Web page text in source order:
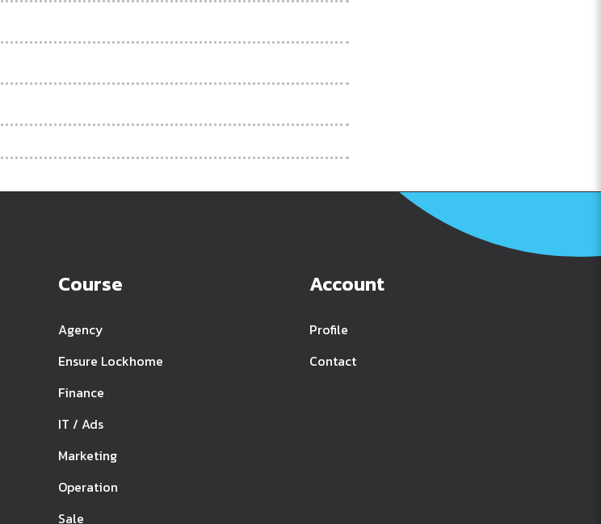
Course
Agency
Ensure Lockhome
Finance
IT / Ads
Marketing
Operation
Sale
Account
Profile
Contact